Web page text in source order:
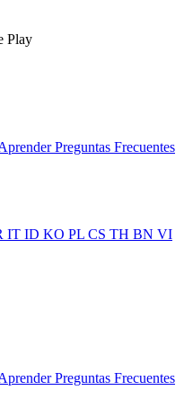
Play
Preguntas Frecuentes
IT ID KO PL CS TH BN VI
Preguntas Frecuentes